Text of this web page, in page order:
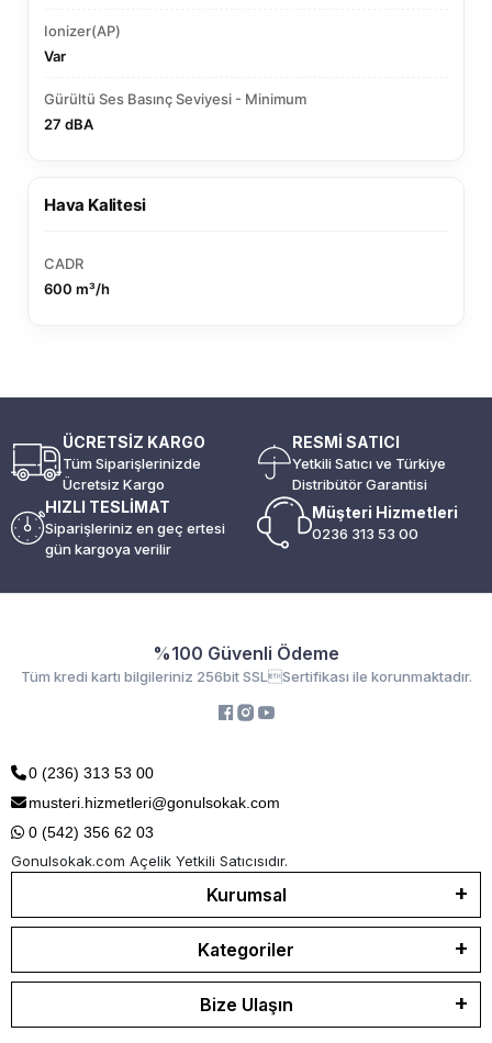
Ionizer(AP)
Var
Gürültü Ses Basınç Seviyesi - Minimum
27 dBA
Hava Kalitesi
CADR
600 m³/h
ÜCRETSİZ KARGO
Tüm Siparişlerinizde
Ücretsiz Kargo
RESMİ SATICI
Yetkili Satıcı ve Türkiye
Distribütör Garantisi
HIZLI TESLİMAT
Siparişleriniz en geç ertesi
gün kargoya verilir
Müşteri Hizmetleri
0236 313 53 00
%100 Güvenli Ödeme
Tüm kredi kartı bilgileriniz 256bit SSLSertifikası ile korunmaktadır.
0 (236) 313 53 00
musteri.hizmetleri@gonulsokak.com
0 (542) 356 62 03
Gonulsokak.com Açelik Yetkili Satıcısıdır.
Kurumsal
Kategoriler
Bize Ulaşın